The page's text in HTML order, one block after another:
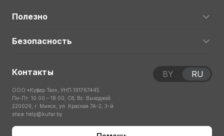
Полезно
Безопасность
Контакты
ООО «Куфар Тех», УНП 191767445
Пн-Пт: 10:00 – 18:00; Сб, Вс: Выходной
220029, г. Минск, ул. Красная 7А-2, 3-й
этаж help@kufar.by
BY RU